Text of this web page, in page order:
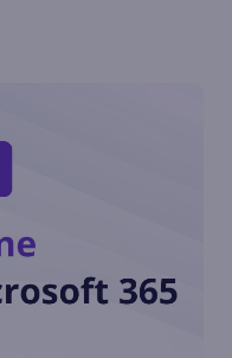
Project z usługą